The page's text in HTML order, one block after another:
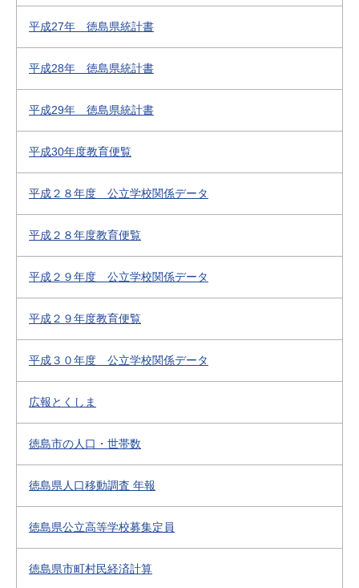
平成27年 徳島県統計書
平成28年 徳島県統計書
平成29年 徳島県統計書
平成30年度教育便覧
平成２８年度 公立学校関係データ
平成２８年度教育便覧
平成２９年度 公立学校関係データ
平成２９年度教育便覧
平成３０年度 公立学校関係データ
広報とくしま
徳島市の人口・世帯数
徳島県人口移動調査 年報
徳島県公立高等学校募集定員
徳島県市町村民経済計算